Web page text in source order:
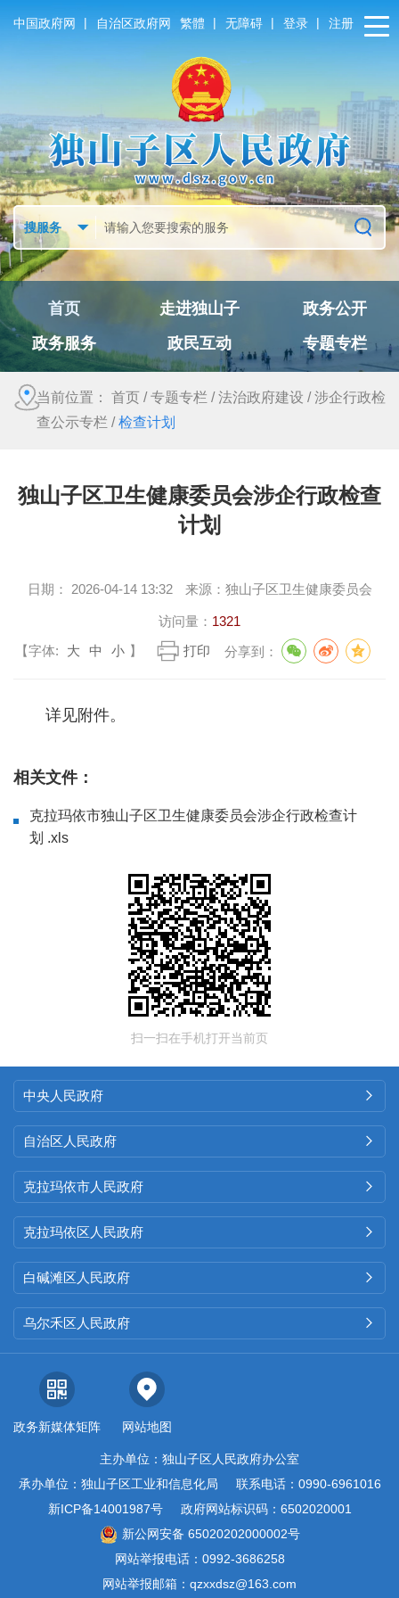
中国政府网 | 自治区政府网 繁體 | 无障碍 | 登录 | 注册
首页 走进独山子
政务公开
政务服务
政民互动 专题专栏
当前位置： 首页 /专题专栏 /法治政府建设 /涉企行政检
查公示专栏 /检查计划
独山子区卫生健康委员会涉企行政检查
计划
日期： 2026-04-14 13:32 来源： 独山子区卫生健康委员会
访问量： 1321
【字体:
大 中 小 】 打印 分享到：
详见附件。
相关文件：
克拉玛依市独山子区卫生健康委员会涉企行政检查计
划 .xls
扫一扫在手机打开当前页
中央人民政府 
自治区人民政府 
克拉玛依市人民政府 
克拉玛依区人民政府 
白碱滩区人民政府 
乌尔禾区人民政府 
政务新媒体矩阵 网站地图
主办单位：独山子区人民政府办公室
承办单位：独山子区工业和信息化局
联系电话：0990-6961016
新ICP备14001987号
政府网站标识码：6502020001
新公网安备 65020202000002号
网站举报电话：0992-3686258
网站举报邮箱：qzxxdsz@163.com